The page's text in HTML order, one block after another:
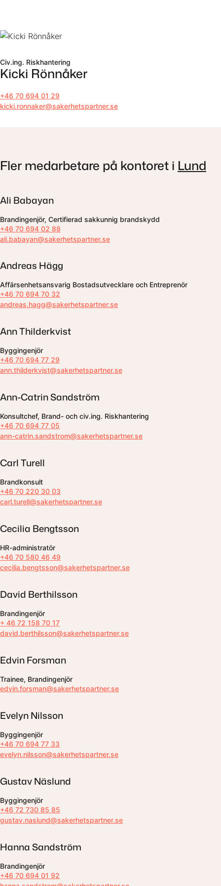
Civ.ing. Riskhantering
Kicki Rönnåker
+46 70 694 01 29
kicki.ronnaker@sakerhetspartner.se
Fler medarbetare på kontoret i Lund
Ali Babayan
Brandingenjör, Certifierad sakkunnig brandskydd
+46 70 694 02 88
ali.babayan@sakerhetspartner.se
Andreas Hägg
Affärsenhetsansvarig Bostadsutvecklare och Entreprenör
+46 70 694 70 32
andreas.hagg@sakerhetspartner.se
Ann Thilderkvist
Byggingenjör
+46 70 694 77 29
ann.thilderkvist@sakerhetspartner.se
Ann-Catrin Sandström
Konsultchef, Brand- och civ.ing. Riskhantering
+46 70 694 77 05
ann-catrin.sandstrom@sakerhetspartner.se
Carl Turell
Brandkonsult
+46 70 220 30 03
carl.turell@sakerhetspartner.se
Cecilia Bengtsson
HR-administratör
+46 70 580 46 49
cecilia.bengtsson@sakerhetspartner.se
David Berthilsson
Brandingenjör
+ 46 72 158 70 17
david.berthilsson@sakerhetspartner.se
Edvin Forsman
Trainee, Brandingenjör
edvin.forsman@sakerhetspartner.se
Evelyn Nilsson
Byggingenjör
+46 70 694 77 33
evelyn.nilsson@sakerhetspartner.se
Gustav Näslund
Byggingenjör
+46 72 730 85 85
gustav.naslund@sakerhetspartner.se
Hanna Sandström
Brandingenjör
+46 70 694 01 92